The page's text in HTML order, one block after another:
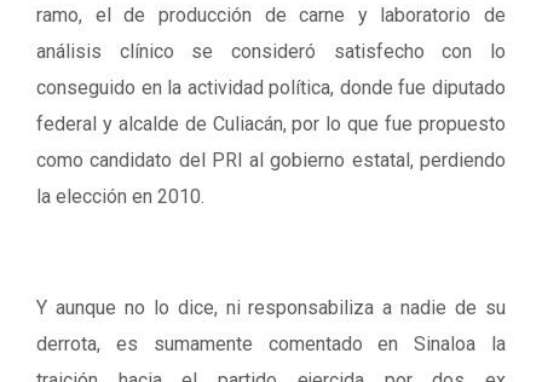
ramo, el de producción de carne y laboratorio de
análisis clínico se consideró satisfecho con lo
conseguido en la actividad política, donde fue diputado
federal y alcalde de Culiacán, por lo que fue propuesto
como candidato del PRI al gobierno estatal, perdiendo
la elección en 2010.
Y aunque no lo dice, ni responsabiliza a nadie de su
derrota, es sumamente comentado en Sinaloa la